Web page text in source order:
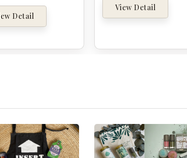
Detail
View Detail